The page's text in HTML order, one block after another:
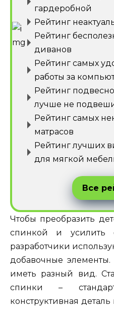
гардеробной
Рейтинг
Рейтинг
диванов
Рейтинг самых
работы за
Рейтинг
лучше не
Рейтинг самых
матрасов
Рейтинг лучших
для мягкой
Все
Чтобы преобразить
спинкой и усилить
разработчики
добавочные
иметь разный вид.
спинки –
конструктивная